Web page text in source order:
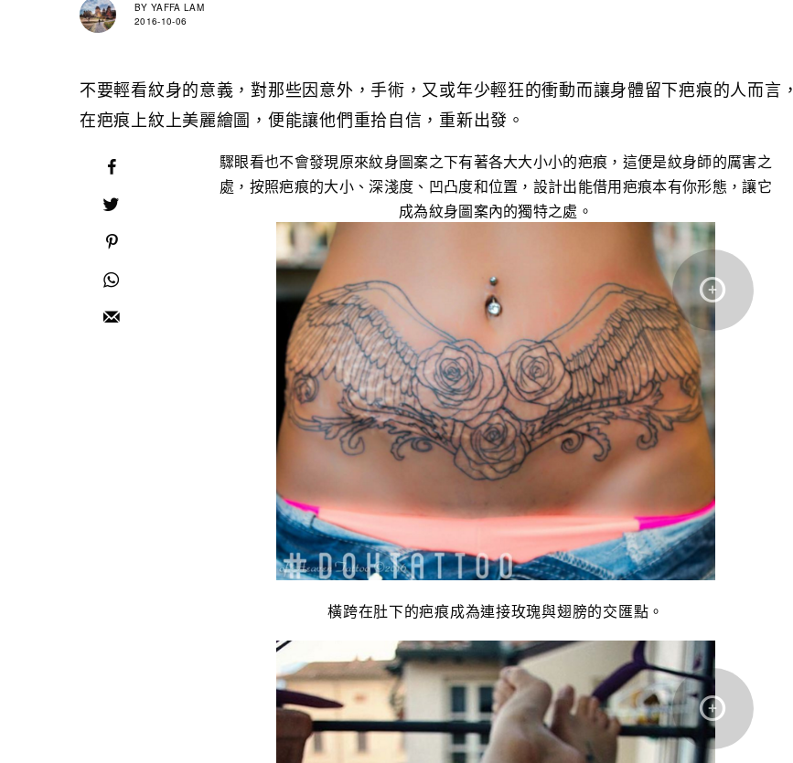
BY YAFFA LAM
2016-10-06
不要輕看紋身的意義，對那些因意外，手術，又或年少輕狂的衝動而讓身體留下疤痕的人而言，
在疤痕上紋上美麗繪圖，便能讓他們重拾自信，重新出發。
驟眼看也不會發現原來紋身圖案之下有著各大大小小的疤痕，這便是紋身師的厲害之
處，按照疤痕的大小、深淺度、凹凸度和位置，設計出能借用疤痕本有你形態，讓它
成為紋身圖案內的獨特之處。
橫跨在肚下的疤痕成為連接玫瑰與翅膀的交匯點。